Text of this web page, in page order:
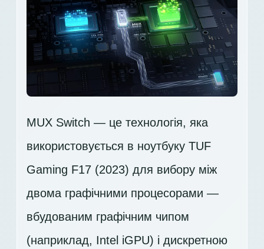
MUX Switch — це технологія, яка
використовується в ноутбуку TUF
Gaming F17 (2023) для вибору між
двома графічними процесорами —
вбудованим графічним чипом
(наприклад, Intel iGPU) і дискретною